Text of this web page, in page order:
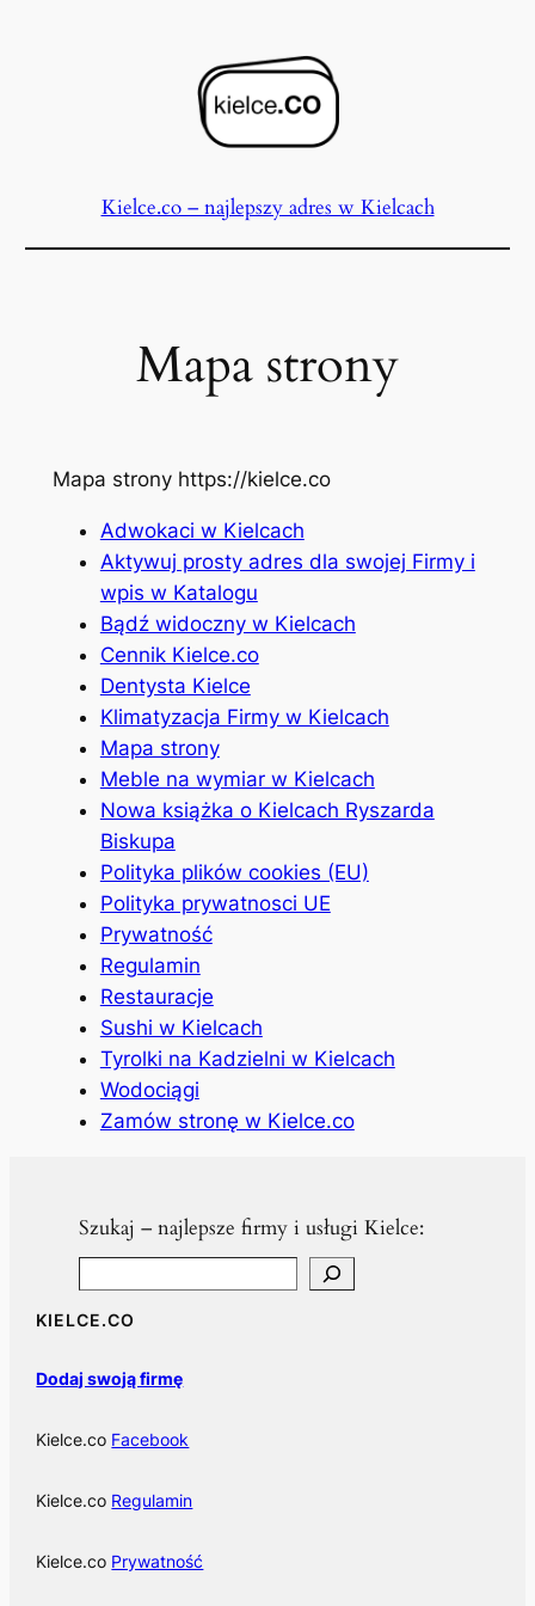
Kielce.co – najlepszy adres w Kielcach
Mapa strony
Mapa strony https://kielce.co
Adwokaci w Kielcach
Aktywuj prosty adres dla swojej Firmy i
wpis w Katalogu
Bądź widoczny w Kielcach
Cennik Kielce.co
Dentysta Kielce
Klimatyzacja Firmy w Kielcach
Mapa strony
Meble na wymiar w Kielcach
Nowa książka o Kielcach Ryszarda
Biskupa
Polityka plików cookies (EU)
Polityka prywatnosci UE
Prywatność
Regulamin
Restauracje
Sushi w Kielcach
Tyrolki na Kadzielni w Kielcach
Wodociągi
Zamów stronę w Kielce.co
Szukaj – najlepsze firmy i usługi Kielce:
KIELCE.CO
Dodaj swoją firmę
Kielce.co Facebook
Kielce.co Regulamin
Kielce.co Prywatność